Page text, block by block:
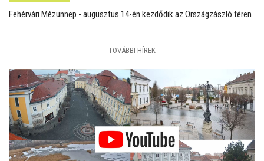
Fehérvári Mézünnep - augusztus 14-én kezdődik az Országzászló téren
TOVÁBBI HÍREK